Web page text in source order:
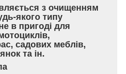
з очищенням
якого типу
в пригоді для
садових меблів,
та ін.